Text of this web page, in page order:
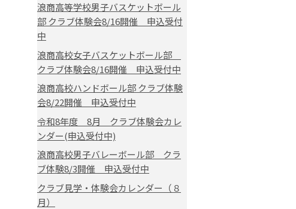
浪商高等学校男子バスケットボール
部 クラブ体験会8/16開催 申込受付
中
浪商高校女子バスケットボール部
クラブ体験会8/16開催 申込受付中
浪商高校ハンドボール部 クラブ体験
会8/22開催 申込受付中
令和8年度 8月 クラブ体験会カレ
ンダー(申込受付中)
浪商高校男子バレーボール部 クラ
ブ体験8/3開催 申込受付中
クラブ見学・体験会カレンダー（８
月）